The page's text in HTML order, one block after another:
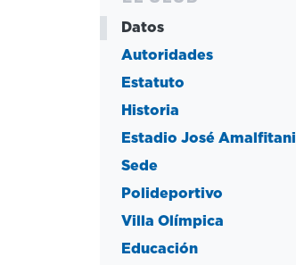
Datos
Autoridades
Estatuto
Historia
Estadio José Amalfitani
Sede
Polideportivo
Villa Olímpica
Educación